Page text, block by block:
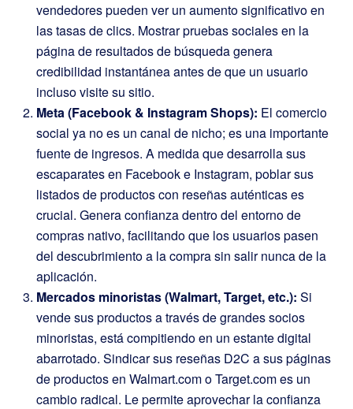
vendedores pueden ver un aumento significativo en
las tasas de clics. Mostrar pruebas sociales en la
página de resultados de búsqueda genera
credibilidad instantánea antes de que un usuario
incluso visite su sitio.
Meta (Facebook & Instagram Shops): El comercio
social ya no es un canal de nicho; es una importante
fuente de ingresos. A medida que desarrolla sus
escaparates en Facebook e Instagram, poblar sus
listados de productos con reseñas auténticas es
crucial. Genera confianza dentro del entorno de
compras nativo, facilitando que los usuarios pasen
del descubrimiento a la compra sin salir nunca de la
aplicación.
Mercados minoristas (Walmart, Target, etc.): Si
vende sus productos a través de grandes socios
minoristas, está compitiendo en un estante digital
abarrotado. Sindicar sus reseñas D2C a sus páginas
de productos en Walmart.com o Target.com es un
cambio radical. Le permite aprovechar la confianza